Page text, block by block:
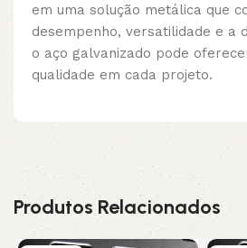
em uma solução metálica que
desempenho, versatilidade e a
o aço galvanizado pode
qualidade em cada projeto.
Produtos Relacionados